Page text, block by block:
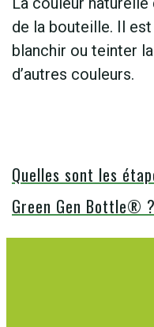
de la bouteille. Il
blanchir ou teinter
d’autres couleurs.
Quelles sont les
Green Gen Bottle® ?